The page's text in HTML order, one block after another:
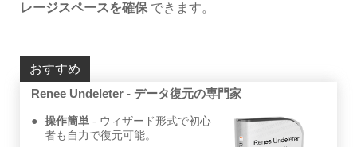
レージスペースを確保 できます。
おすすめ
Renee Undeleter - データ復元の専門家
操作簡単
ウィザード形式で初心
者も自力で復元可能。